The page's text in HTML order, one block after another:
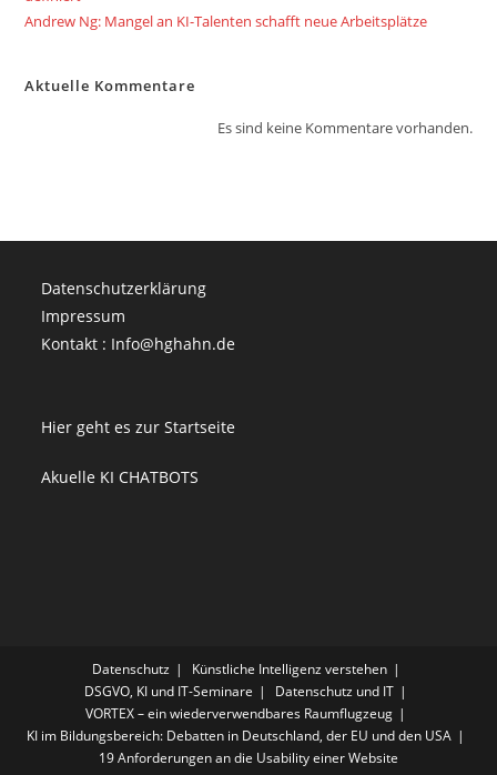
Andrew Ng: Mangel an KI-Talenten schafft neue Arbeitsplätze
Aktuelle Kommentare
Es sind keine Kommentare vorhanden.
Datenschutzerklärung
Impressum
Kontakt : Info@hghahn.de
Hier geht es zur Startseite
Akuelle KI CHATBOTS
Datenschutz
Künstliche Intelligenz verstehen
DSGVO, KI und IT-Seminare
Datenschutz und IT
VORTEX – ein wiederverwendbares Raumflugzeug
KI im Bildungsbereich: Debatten in Deutschland, der EU und den USA
19 Anforderungen an die Usability einer Website